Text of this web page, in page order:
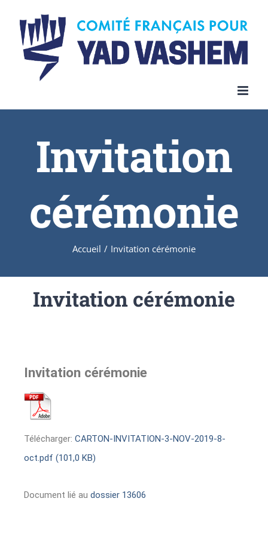
Invitation
cérémonie
Accueil / Invitation cérémonie
Invitation cérémonie
Invitation cérémonie
Télécharger: CARTON-INVITATION-3-NOV-2019-8-
oct.pdf (101,0 KB)
Document lié au dossier 13606